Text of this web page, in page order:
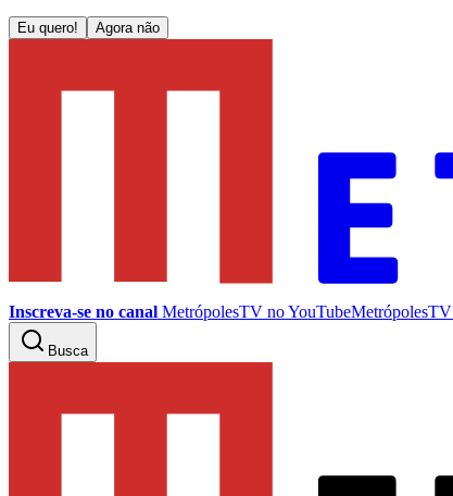
Eu quero! Agora não
Inscreva-se no canal MetrópolesTV noYouTubeMetrópolesTV
Busca